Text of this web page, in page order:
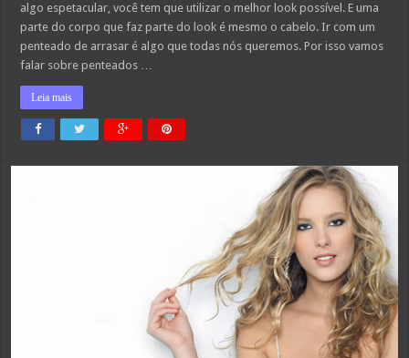
algo espetacular, você tem que utilizar o melhor look possível. E uma
parte do corpo que faz parte do look é mesmo o cabelo. Ir com um
penteado de arrasar é algo que todas nós queremos. Por isso vamos
falar sobre penteados …
Leia mais